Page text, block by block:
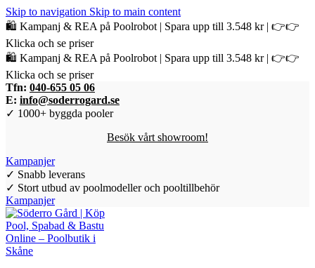
Skip to navigation Skip to main content
🛍️ Kampanj & REA på Poolrobot | Spara upp till 3.548 kr | 👉👉
Klicka och se priser
🛍️ Kampanj & REA på Poolrobot | Spara upp till 3.548 kr | 👉👉
Klicka och se priser
Tfn: 040-655 05 06
E: info@soderrogard.se
✓ 1000+ byggda pooler
Besök vårt showroom!
Kampanjer
✓ Snabb leverans
✓ Stort utbud av poolmodeller och pooltillbehör
Kampanjer